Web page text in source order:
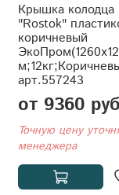
Крышка колодца
"Rostok"
коричневый
арт.557243
от 9360 руб
Точную цену
менеджера